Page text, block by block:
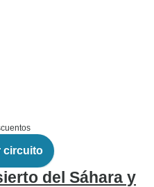
circuito
del Sáhara y